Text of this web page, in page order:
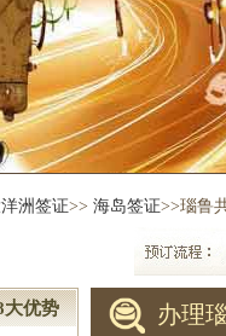
洲签证>> 海岛签证>>瑙鲁
大优势 办理